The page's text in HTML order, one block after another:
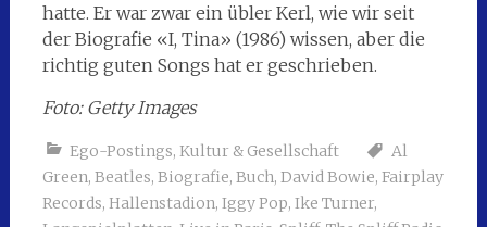
hatte. Er war zwar ein übler Kerl, wie wir seit
der Biografie «I, Tina» (1986) wissen, aber die
richtig guten Songs hat er geschrieben.
Foto: Getty Images
Ego-Postings, Kultur & Gesellschaft
Al
Green, Beatles, Biografie, Buch, David Bowie, Fairplay
Records, Hallenstadion, Iggy Pop, Ike Turner,